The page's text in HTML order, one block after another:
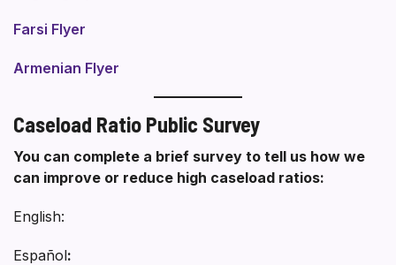
Farsi Flyer
Armenian Flyer
Caseload Ratio Public Survey
You can complete a brief survey to tell us how we
can improve or reduce high caseload ratios:
English:
Español: